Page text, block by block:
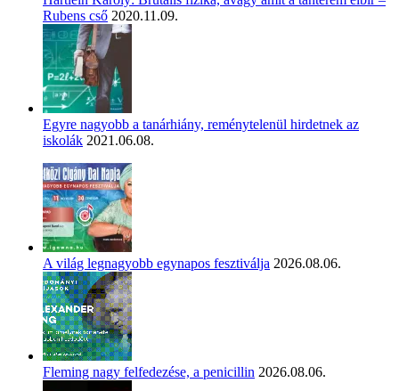
Rubens cső 2020.11.09.
Egyre nagyobb a tanárhiány, reménytelenül hirdetnek az
iskolák 2021.06.08.
A világ legnagyobb egynapos fesztiválja 2026.08.06.
Fleming nagy felfedezése, a penicillin 2026.08.06.